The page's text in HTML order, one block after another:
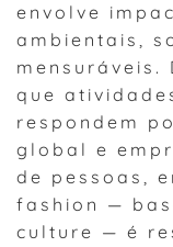
envolve
ambientais,
mensuráveis.
que
respondem
global e
de pessoas,
fashion —
culture — é